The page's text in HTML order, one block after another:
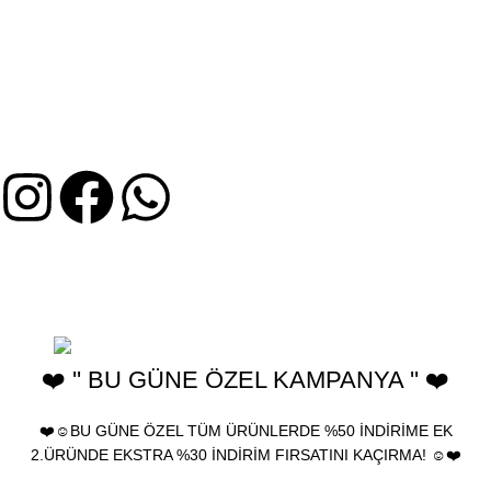
❤️ '' BU GÜNE ÖZEL KAMPANYA '' ❤️
❤️☺️BU GÜNE ÖZEL TÜM ÜRÜNLERDE %50 İNDİRİME EK
2.ÜRÜNDE EKSTRA %30 İNDİRİM FIRSATINI KAÇIRMA! ☺️❤️